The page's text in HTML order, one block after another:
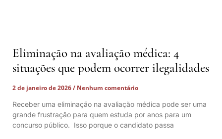
Eliminação na avaliação médica: 4
situações que podem ocorrer ilegalidades
2 de janeiro de 2026
Nenhum comentário
Receber uma eliminação na avaliação médica pode ser uma
grande frustração para quem estuda por anos para um
concurso público. Isso porque o candidato passa